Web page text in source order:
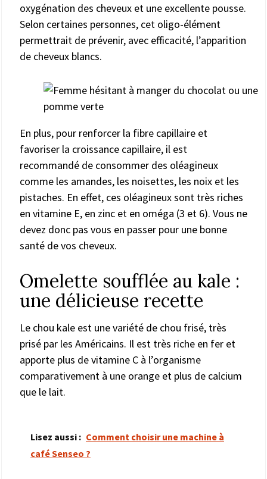
oxygénation des cheveux et une excellente pousse.
Selon certaines personnes, cet oligo-élément
permettrait de prévenir, avec efficacité, l’apparition
de cheveux blancs.
En plus, pour renforcer la fibre capillaire et
favoriser la croissance capillaire, il est
recommandé de consommer des oléagineux
comme les amandes, les noisettes, les noix et les
pistaches. En effet, ces oléagineux sont très riches
en vitamine E, en zinc et en oméga (3 et 6). Vous ne
devez donc pas vous en passer pour une bonne
santé de vos cheveux.
Omelette soufflée au kale :
une délicieuse recette
Le chou kale est une variété de chou frisé, très
prisé par les Américains. Il est très riche en fer et
apporte plus de vitamine C à l’organisme
comparativement à une orange et plus de calcium
que le lait.
Lisez aussi : Comment choisir une machine à
café Senseo ?